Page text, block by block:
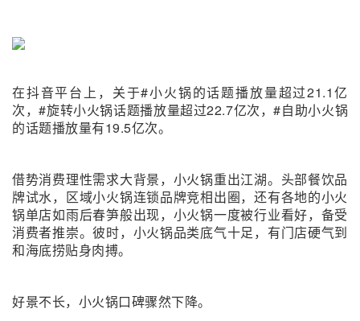
在抖音平台上，关于#小火锅的话题播放量超过21.1亿
次，#旋转小火锅话题播放量超过22.7亿次，#自助小火锅
的话题播放量有19.5亿次。
借势消费理性需求大背景，小火锅重出江湖。头部餐饮品
牌试水，区域小火锅连锁品牌竞相出圈，还有各地的小火
锅单店如雨后春笋般出现，小火锅一度被行业看好，备受
消费者推崇。彼时，小火锅品类底气十足，有门店硬气到
和海底捞贴身肉搏。
好景不长，小火锅口碑骤然下降。